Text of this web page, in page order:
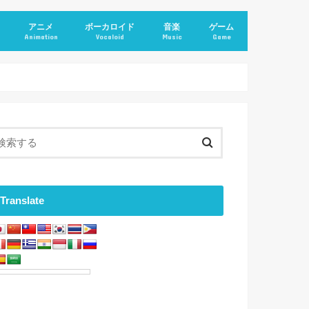
アニメ
Animation
ボーカロイド
Vocaloid
音楽
Music
ゲーム
Game
Translate